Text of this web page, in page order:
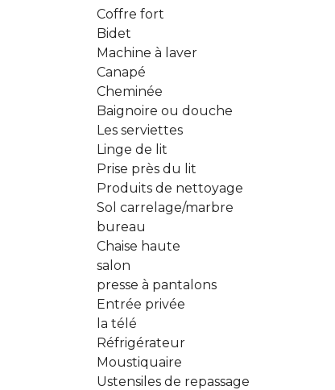
Coffre fort
Bidet
Machine à laver
Canapé
Cheminée
Baignoire ou douche
Les serviettes
Linge de lit
Prise près du lit
Produits de nettoyage
Sol carrelage/marbre
bureau
Chaise haute
salon
presse à pantalons
Entrée privée
la télé
Réfrigérateur
Moustiquaire
Ustensiles de repassage